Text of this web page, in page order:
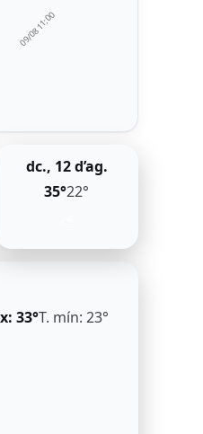
09/08 11:00
dc., 12 d’ag.
35°22°
33°T. mín: 23°